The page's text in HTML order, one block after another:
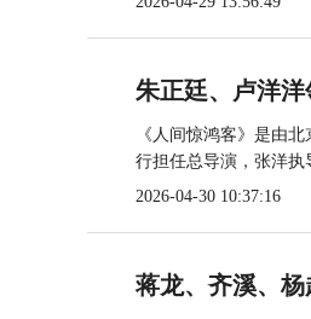
朱正廷、卢洋
《人间惊鸿客》是由
行担任总导演，张洋
2026-04-30 10:37:16
蒋龙、齐溪、